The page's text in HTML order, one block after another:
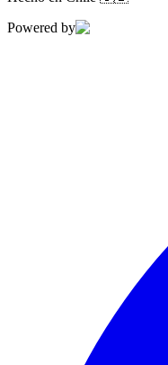
Powered by